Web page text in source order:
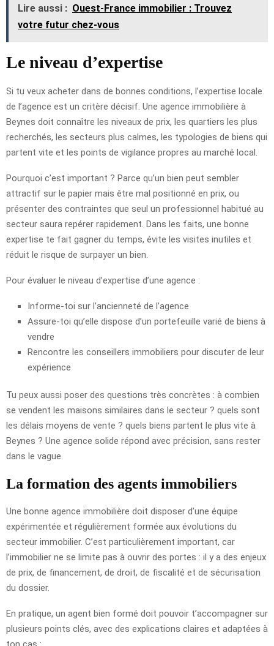
Lire aussi : Ouest-France immobilier : Trouvez
votre futur chez-vous
Le niveau d’expertise
Si tu veux acheter dans de bonnes conditions, l’expertise locale
de l’agence est un critère décisif. Une agence immobilière à
Beynes doit connaître les niveaux de prix, les quartiers les plus
recherchés, les secteurs plus calmes, les typologies de biens qui
partent vite et les points de vigilance propres au marché local.
Pourquoi c’est important ? Parce qu’un bien peut sembler
attractif sur le papier mais être mal positionné en prix, ou
présenter des contraintes que seul un professionnel habitué au
secteur saura repérer rapidement. Dans les faits, une bonne
expertise te fait gagner du temps, évite les visites inutiles et
réduit le risque de surpayer un bien.
Pour évaluer le niveau d’expertise d’une agence :
Informe-toi sur l’ancienneté de l’agence
Assure-toi qu’elle dispose d’un portefeuille varié de biens à
vendre
Rencontre les conseillers immobiliers pour discuter de leur
expérience
Tu peux aussi poser des questions très concrètes : à combien
se vendent les maisons similaires dans le secteur ? quels sont
les délais moyens de vente ? quels biens partent le plus vite à
Beynes ? Une agence solide répond avec précision, sans rester
dans le vague.
La formation des agents immobiliers
Une bonne agence immobilière doit disposer d’une équipe
expérimentée et régulièrement formée aux évolutions du
secteur immobilier. C’est particulièrement important, car
l’immobilier ne se limite pas à ouvrir des portes : il y a des enjeux
de prix, de financement, de droit, de fiscalité et de sécurisation
du dossier.
En pratique, un agent bien formé doit pouvoir t’accompagner sur
plusieurs points clés, avec des explications claires et adaptées à